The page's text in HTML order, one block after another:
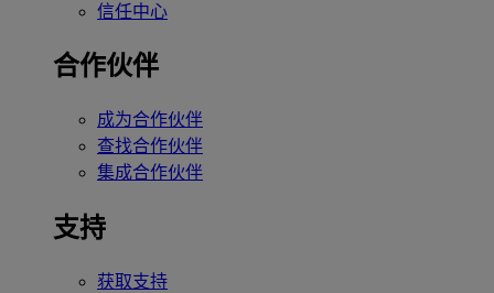
信任中心
合作伙伴
成为合作伙伴
查找合作伙伴
集成合作伙伴
支持
获取支持